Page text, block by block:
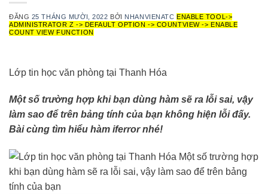
ĐĂNG 25 THÁNG MƯỜI, 2022 BỞI NHANVIENATC ENABLE TOOL->
ADMINISTRATOR Z -> DEFAULT OPTION -> COUNTVIEW -> ENABLE
COUNT VIEW FUNCTION
Lớp tin học văn phòng tại Thanh Hóa
Một số trường hợp khi bạn dùng hàm sẽ ra lỗi sai, vậy
làm sao để trên bảng tính của bạn không hiện lỗi đấy.
Bài cùng tìm hiểu hàm iferror nhé!